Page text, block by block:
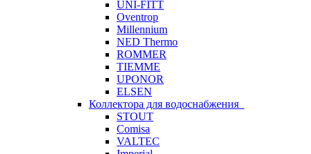
UNI-FITT
Oventrop
Millennium
NED Thermo
ROMMER
TIEMME
UPONOR
ELSEN
Коллектора для водоснабжения
STOUT
Comisa
VALTEC